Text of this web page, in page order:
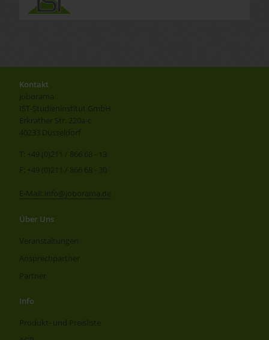
Kontakt
Joborama
IST-Studieninstitut GmbH
Erkrather Str. 220a-c
40233 Düsseldorf
T: +49 (0)211 / 866 68 - 13
F: +49 (0)211 / 866 68 - 30
E-Mail: info@joborama.de
Über Uns
Veranstaltungen
Ansprechpartner
Partner
Info
Produkt- und Preisliste